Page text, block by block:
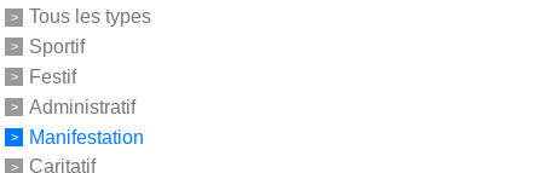
Tous les types
Sportif
Festif
Administratif
Manifestation
Caritatif